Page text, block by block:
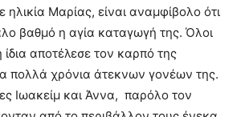
ηλικία Μαρίας, είναι αναμφίβολο ότι
βαθμό η αγία καταγωγή της. Όλοι
αποτέλεσε τον καρπό της
πολλά χρόνια άτεκνων γονέων της.
Ιωακείμ και Άννα, παρόλο τον